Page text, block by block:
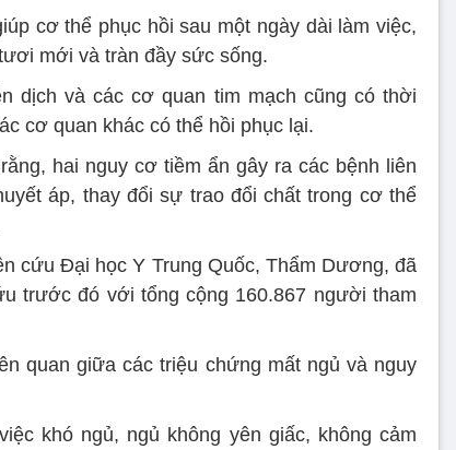
cơ thể phục hồi sau một ngày dài làm việc,
mới và tràn đầy sức sống.
dịch và các cơ quan tim mạch cũng có thời
cơ quan khác có thể hồi phục lại.
hai nguy cơ tiềm ẩn gây ra các bệnh liên
áp, thay đổi sự trao đổi chất trong cơ thể
cứu Đại học Y Trung Quốc, Thẩm Dương, đã
trước đó với tổng cộng 160.867 người tham
quan giữa các triệu chứng mất ngủ và nguy
khó ngủ, ngủ không yên giấc, không cảm